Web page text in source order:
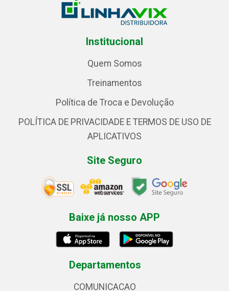
Institucional
Quem Somos
Treinamentos
Política de Troca e Devolução
POLÍTICA DE PRIVACIDADE E TERMOS DE USO DE
APLICATIVOS
Site Seguro
Baixe já nosso APP
Departamentos
COMUNICACAO